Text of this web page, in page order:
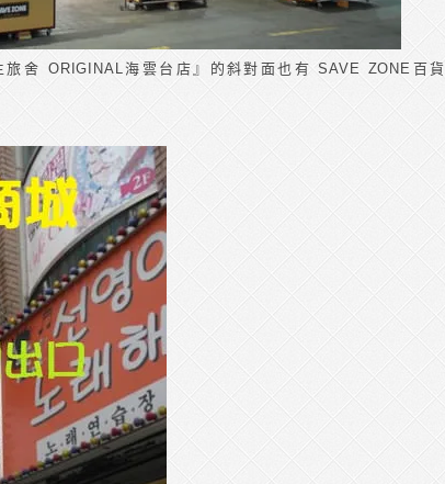
舍 ORIGINAL海雲台店』的斜對面也有 SAVE ZONE百貨